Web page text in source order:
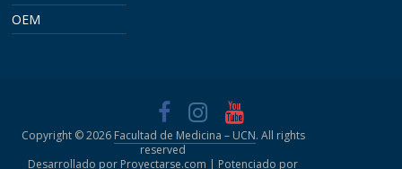
OEM
Copyright © 2026 Facultad de Medicina – UCN. All rights
reserved
Desarrollado por Proyectarse.com | Potenciado por